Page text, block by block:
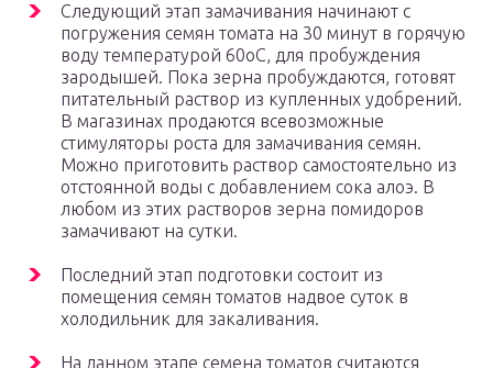
Следующий этап замачивания начинают с
погружения семян томата на 30 минут в горячую
воду температурой 60оС, для пробуждения
зародышей. Пока зерна пробуждаются, готовят
питательный раствор из купленных удобрений.
В магазинах продаются всевозможные
стимуляторы роста для замачивания семян.
Можно приготовить раствор самостоятельно из
отстоянной воды с добавлением сока алоэ. В
любом из этих растворов зерна помидоров
замачивают на сутки.
Последний этап подготовки состоит из
помещения семян томатов надвое суток в
холодильник для закаливания.
На данном этапе семена томатов считаются